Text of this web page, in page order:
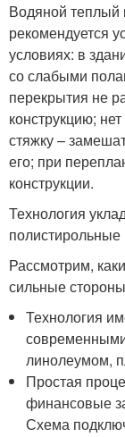
Водяной теплый
рекомендуется
условиях: в
со слабыми
перекрытия не
конструкцию;
стяжку –
его; при
конструкции.
Технология
Рассмотрим,
сильные
Технология
линолеумом,
Простая
финансовые
Схема